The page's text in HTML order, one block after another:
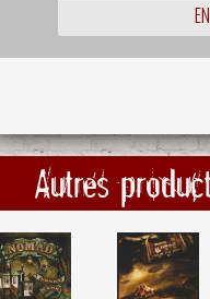
Autres